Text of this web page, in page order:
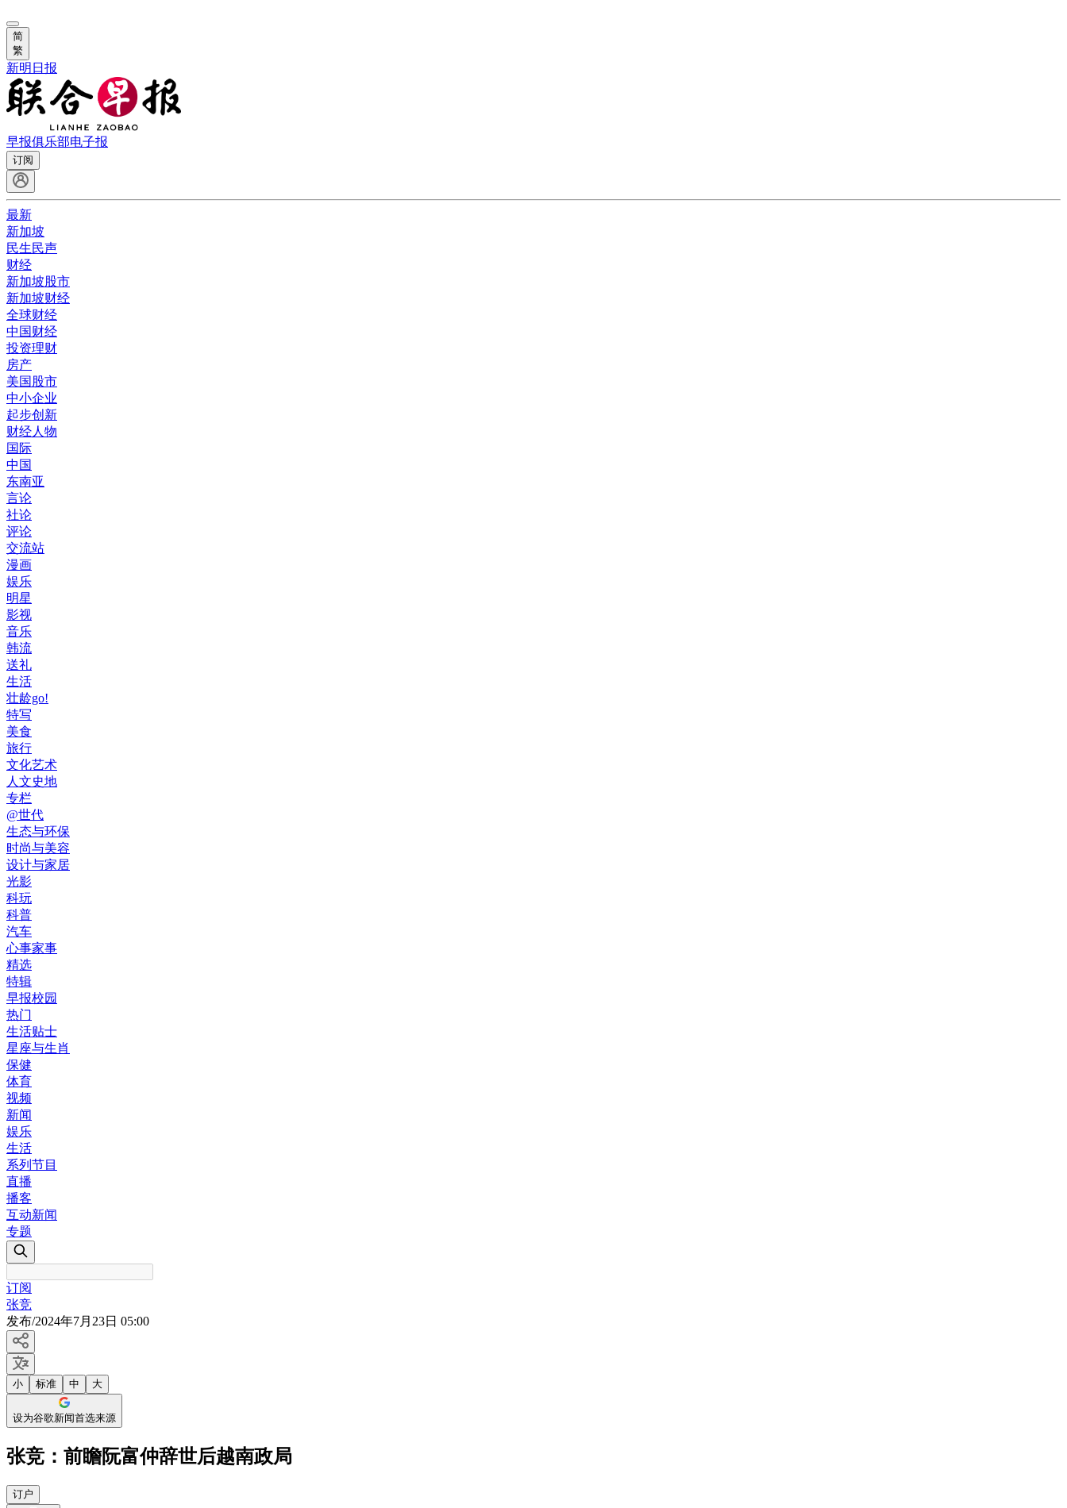
简
繁
新明日报
早报俱乐部电子报
订阅
最新
新加坡
民生民声
财经
新加坡股市
新加坡财经
全球财经
中国财经
投资理财
房产
美国股市
中小企业
起步创新
财经人物
国际
中国
东南亚
言论
社论
评论
交流站
漫画
娱乐
明星
影视
音乐
韩流
送礼
生活
壮龄go!
特写
美食
旅行
文化艺术
人文史地
专栏
@世代
生态与环保
时尚与美容
设计与家居
光影
科玩
科普
汽车
心事家事
精选
特辑
早报校园
热门
生活贴士
星座与生肖
保健
体育
视频
新闻
娱乐
生活
系列节目
直播
播客
互动新闻
专题
订阅
张竞
发布/2024年7月23日 05:00
小 标准 中 大
设为谷歌新闻首选来源
张竞：前瞻阮富仲辞世后越南政局
订户